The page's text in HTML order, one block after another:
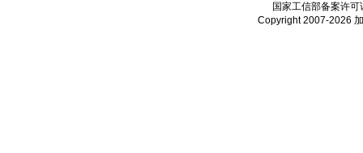
国家工信部备案许可
Copyright 2007-2026